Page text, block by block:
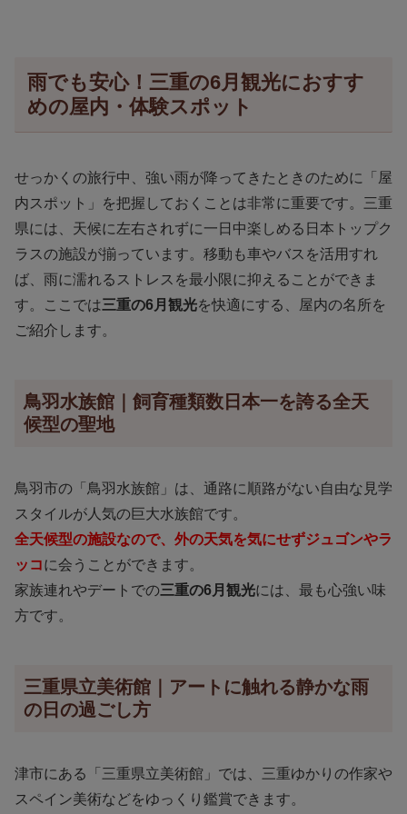
雨でも安心！三重の6月観光におすす
めの屋内・体験スポット
せっかくの旅行中、強い雨が降ってきたときのために「屋
内スポット」を把握しておくことは非常に重要です。三重
県には、天候に左右されずに一日中楽しめる日本トップク
ラスの施設が揃っています。移動も車やバスを活用すれ
ば、雨に濡れるストレスを最小限に抑えることができま
す。ここでは三重の6月観光を快適にする、屋内の名所を
ご紹介します。
鳥羽水族館｜飼育種類数日本一を誇る全天
候型の聖地
鳥羽市の「鳥羽水族館」は、通路に順路がない自由な見学
スタイルが人気の巨大水族館です。
全天候型の施設なので、外の天気を気にせずジュゴンやラ
ッコに会うことができます。
家族連れやデートでの三重の6月観光には、最も心強い味
方です。
三重県立美術館｜アートに触れる静かな雨
の日の過ごし方
津市にある「三重県立美術館」では、三重ゆかりの作家や
スペイン美術などをゆっくり鑑賞できます。